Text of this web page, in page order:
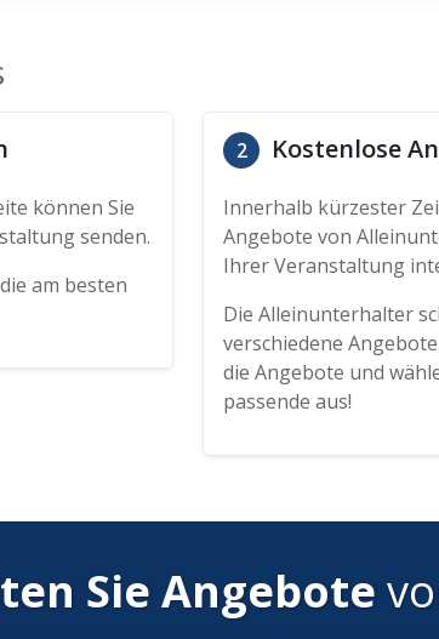
können Sie
senden.
am besten
2 Kostenlose
Innerhalb kürzester
Angebote von
Ihrer Veranstaltung
Die Alleinunterhalter
verschiedene
die Angebote und
passende aus!
Sie Angebote